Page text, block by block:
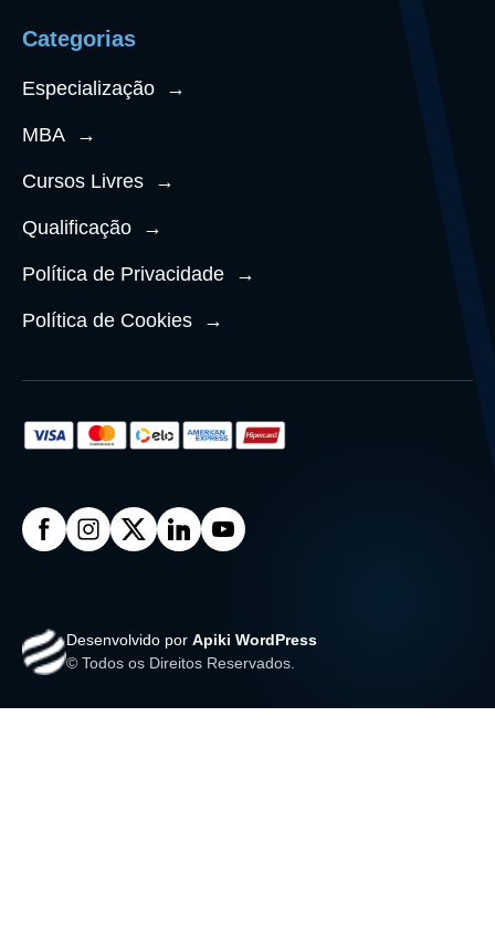
Categorias
Especialização →
MBA →
Cursos Livres →
Qualificação →
Política de Privacidade →
Política de Cookies →
Desenvolvido por Apiki WordPress
© Todos os Direitos Reservados.